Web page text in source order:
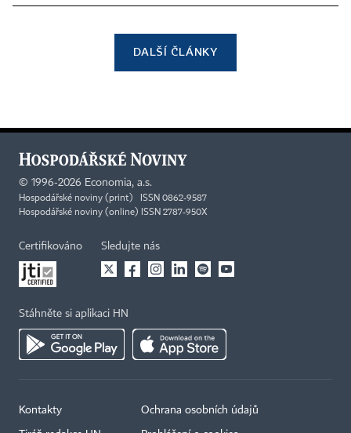
DALŠÍ ČLÁNKY
© 1996-2026 Economia, a.s.
Hospodářské noviny (print) ISSN 0862-9587
Hospodářské noviny (online) ISSN 2787-950X
Certifikováno Sledujte nás
Stáhněte si aplikaci HN
Kontakty Ochrana osobních údajů